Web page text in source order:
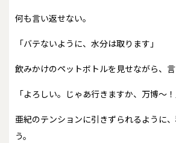
何も言い返せない。
「バテないように、水分は取ります」
飲みかけのペットボトルを見せながら、言
「よろしい。じゃあ行きますか、万博～！
亜紀のテンションに引きずられるように
う。